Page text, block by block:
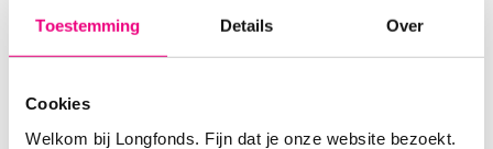
Toestemming Details Over
Cookies
Welkom bij Longfonds. Fijn dat je onze website bezoekt.
Anita2 13-02-2026 om 16:38 uur
Je gaf aan ook Covid 19 te hebben. Heb je daar
niet de klachten van?